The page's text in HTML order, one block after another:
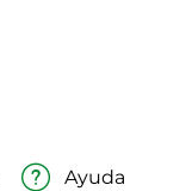
Ayuda